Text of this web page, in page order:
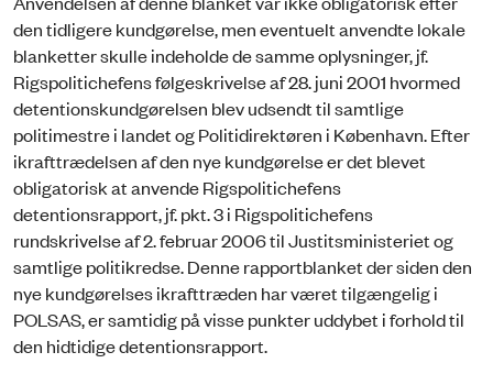
den tidligere kundgørelse, men eventuelt anvendte lokale
blanketter skulle indeholde de samme oplysninger, jf.
Rigspolitichefens følgeskrivelse af 28. juni 2001 hvormed
detentionskundgørelsen blev udsendt til samtlige
politimestre i landet og Politidirektøren i København. Efter
ikrafttrædelsen af den nye kundgørelse er det blevet
obligatorisk at anvende Rigspolitichefens
detentionsrapport, jf. pkt. 3 i Rigspolitichefens
rundskrivelse af 2. februar 2006 til Justitsministeriet og
samtlige politikredse. Denne rapportblanket der siden den
nye kundgørelses ikrafttræden har været tilgængelig i
POLSAS, er samtidig på visse punkter uddybet i forhold til
den hidtidige detentionsrapport.